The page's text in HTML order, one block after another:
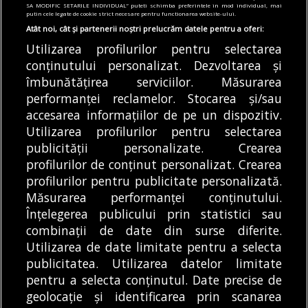
meciul Dinamo București – FC Voluntari
08/08/2026
Articole Main Sănătate
Caravana cu Medici îi informează pe tineri
despre infecția HPV, la Summer Well.
Capitala, fruntașă la vaccinare
MODIFICĂ SETĂRILE COOKIES
© Copyright 2025 - Buletin de București.
Găzduit dePresslabs.com. Powered by TRS Design.
Despre
Noi
Media
Kit
Politică De
Confidențialitate
Cookie
Policy (EU)
Cookie
Policy
SA MODIFIC SETARILE INDIVIDUAL” puteti schimba preferintele in mod individual, mai
putin cele legate de cookie strict necesare pentru functionarea website-ului.
Atât noi, cât și partenerii noștri prelucrăm datele pentru a oferi:
Utilizarea profilurilor pentru selectarea
conținutului personalizat. Dezvoltarea și
îmbunătățirea serviciilor. Măsurarea
performanței reclamelor. Stocarea și/sau
accesarea informațiilor de pe un dispozitiv.
Utilizarea profilurilor pentru selectarea
publicității personalizate. Crearea
profilurilor de conținut personalizat. Crearea
profilurilor pentru publicitate personalizată.
Măsurarea performanței conținutului.
Înțelegerea publicului prin statistici sau
combinații de date din surse diferite.
Utilizarea de date limitate pentru a selecta
publicitatea. Utilizarea datelor limitate
pentru a selecta conținutul. Date precise de
geolocație și identificarea prin scanarea